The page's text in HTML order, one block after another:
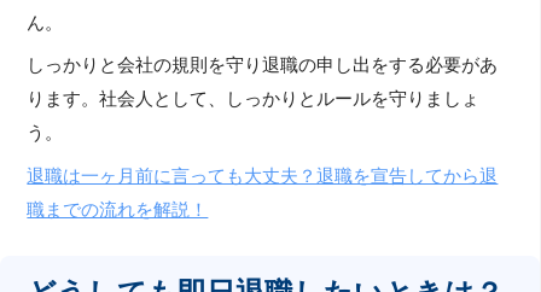
ん。
しっかりと会社の規則を守り退職の申し出をする必要があ
ります。社会人として、しっかりとルールを守りましょ
う。
退職は一ヶ月前に言っても大丈夫？退職を宣告してから退
職までの流れを解説！